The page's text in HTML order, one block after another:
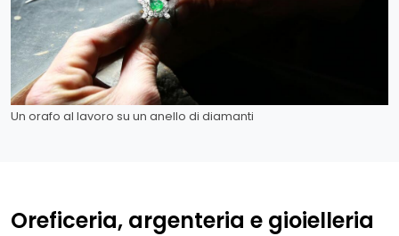
Un orafo al lavoro su un anello di diamanti
Oreficeria, argenteria e gioielleria